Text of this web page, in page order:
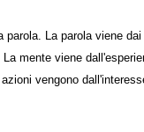
parola. La parola viene
mente viene
vengono